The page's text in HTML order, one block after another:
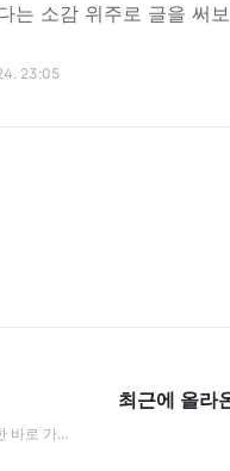
는 소감 위주로 글을 써
하다보니 첫 인상은 상
가 휴대성 측면에서는 편
23:05
처음 오신 분들을 위한 바로 가기 모음
최근에 올라